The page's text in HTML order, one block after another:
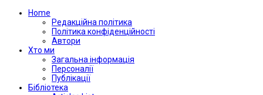
Home
Редакційна політика
Політика конфіденційності
Автори
Хто ми
Загальна інформація
Персоналії
Публікації
Бібліотека